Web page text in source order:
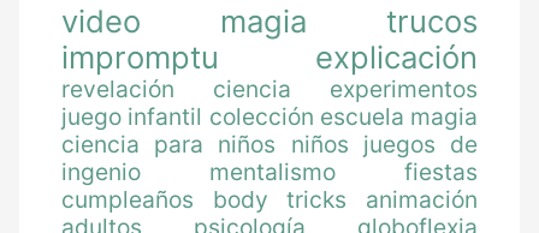
video magia
trucos
impromptu
explicación
revelación ciencia
experimentos
juego infantil colección escuela magia
ciencia para niños
niños juegos de
ingenio
mentalismo
fiestas
cumpleaños
body tricks
animación
adultos
psicología
globoflexia